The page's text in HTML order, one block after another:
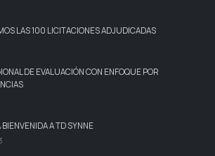
LAS 100 LICITACIONES ADJUDICADAS
DE EVALUACIÓN CON ENFOQUE POR
BIENVENIDA A TD SYNNE